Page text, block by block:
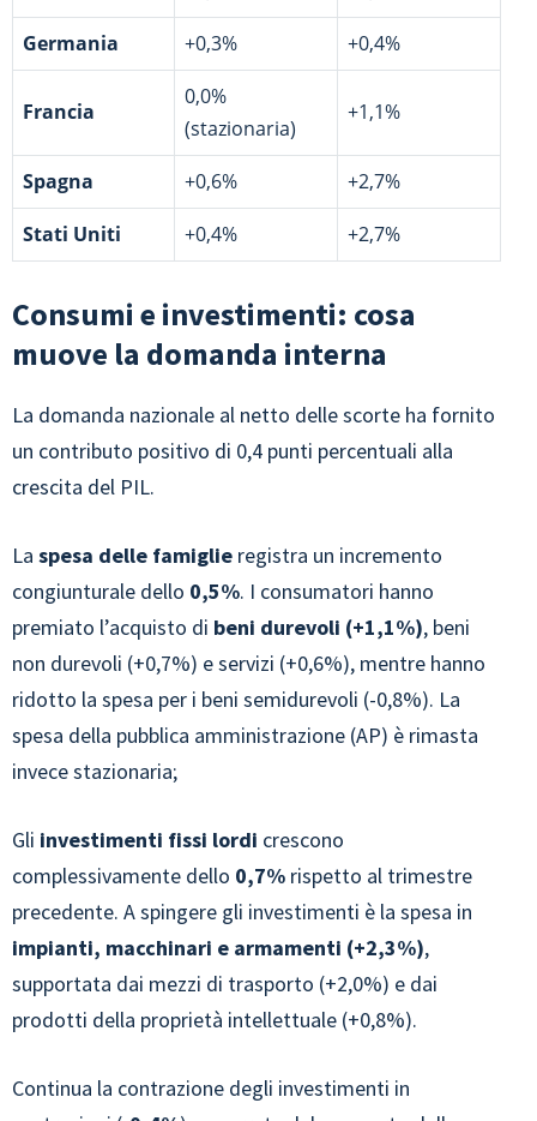
Germania
+0,3% +0,4%
Francia
0,0%
(stazionaria)
+1,1%
Spagna +0,6%
+2,7%
Stati Uniti
+0,4% +2,7%
Consumi e investimenti: cosa
muove la domanda interna
La domanda nazionale al netto delle scorte ha fornito
un contributo positivo di 0,4 punti percentuali alla
crescita del PIL.
La spesa delle famiglie registra un incremento
congiunturale dello 0,5%. I consumatori hanno
premiato l’acquisto di beni durevoli (+1,1%), beni
non durevoli (+0,7%) e servizi (+0,6%), mentre hanno
ridotto la spesa per i beni semidurevoli (-0,8%). La
spesa della pubblica amministrazione (AP) è rimasta
invece stazionaria;
Gli investimenti fissi lordi crescono
complessivamente dello 0,7% rispetto al trimestre
precedente. A spingere gli investimenti è la spesa in
impianti, macchinari e armamenti (+2,3%),
supportata dai mezzi di trasporto (+2,0%) e dai
prodotti della proprietà intellettuale (+0,8%).
Continua la contrazione degli investimenti in